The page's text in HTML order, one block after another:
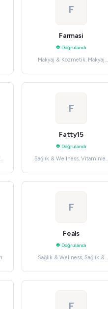
F
Farmasi
Doğrulandı
Makyaj & Kozmetik, Makyaj
F
Fatty15
Doğrulandı
Sağlık & Wellness, Vitaminler
F
Feals
Doğrulandı
Sağlık & Wellness, Sağlık &
F